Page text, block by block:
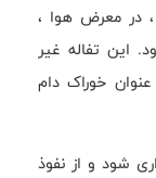
، در معرض هوا ،
این تفاله غیر
۳ روز نباید به عنوان خوراک دام
شود و از نفوذ